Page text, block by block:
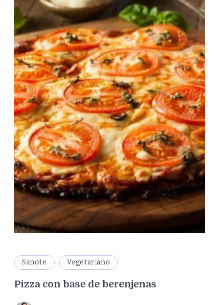
Sanote Vegetariano
Pizza con base de berenjenas